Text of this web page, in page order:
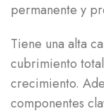
permanente y
Tiene una alta
cubrimiento
crecimiento.
componentes